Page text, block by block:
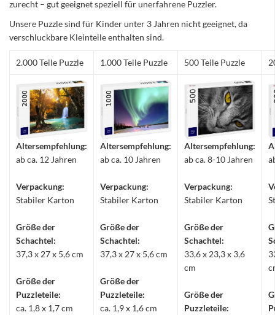
zurecht – gut geeignet speziell für unerfahrene Puzzler.
Unsere Puzzle sind für Kinder unter 3 Jahren nicht geeignet, da
verschluckbare Kleinteile enthalten sind.
2.000 Teile Puzzle 1.000 Teile Puzzle 500 Teile Puzzle
Altersempfehlung:
ab ca. 12 Jahren
Verpackung:
Stabiler Karton
Größe der
Schachtel:
37,3 x 27 x 5,6 cm
Größe der
Puzzleteile:
ca. 1,8 x 1,7 cm
Altersempfehlung:
ab ca. 10 Jahren
Verpackung:
Stabiler Karton
Größe der
Schachtel:
37,3 x 27 x 5,6 cm
Größe der
Puzzleteile:
ca. 1,9 x 1,6 cm
Altersempfehlung:
ab ca. 8-10 Jahren
Verpackung:
Stabiler Karton
Größe der
Schachtel:
33,6 x 23,3 x 3,6
cm
Größe der
Puzzleteile: